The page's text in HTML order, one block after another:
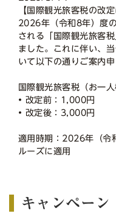
【国際観光旅客税の改
2026年（令和8年）度
される「国際観光旅客
ました。これに伴い、
いて以下の通りご案内申
国際観光旅客税（お一
• 改定前：1,000円
• 改定後：3,000円
適用時期：2026年（令
ルーズに適用
キャンペーン